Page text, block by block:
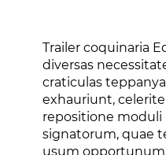
Trailer coquinaria
diversas
craticulas
exhauriunt,
repositione moduli
signatorum, quae
usum